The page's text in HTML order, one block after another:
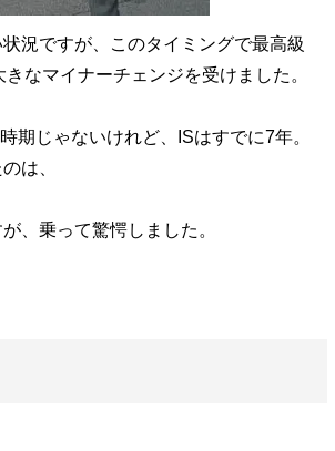
況ですが、このタイミングで最高級
なマイナーチェンジを受けました。
じゃないけれど、ISはすでに7年。
は、
、乗って驚愕しました。